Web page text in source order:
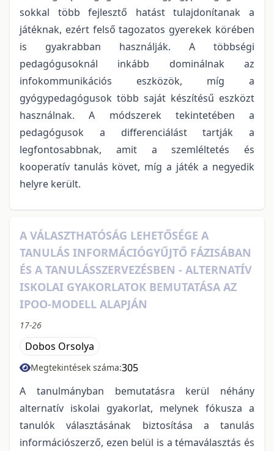
sokkal több fejlesztő hatást tulajdonítanak a
játéknak, ezért felső tagozatos gyerekek körében
is gyakrabban használják. A többségi
pedagógusoknál inkább dominálnak az
infokommunikációs eszközök, míg a
gyógypedagógusok több saját készítésű eszközt
használnak. A módszerek tekintetében a
pedagógusok a differenciálást tartják a
legfontosabbnak, amit a szemléltetés és
kooperatív tanulás követ, míg a játék a negyedik
helyre került.
A VÁLASZTHATÓSÁG LEHETŐSÉGE A
TANULÁS INFORMÁCIÓGYŰJTŐ FÁZISÁBAN
ÉS A TANULÁSSZERVEZÉSBEN - ALTERNATÍV
ISKOLAI GYAKORLATOK BEMUTATÁSA AZ
IPOO-MODELL ALAPJÁN
17-26
Dobos Orsolya
Megtekintések száma:305
A tanulmányban bemutatásra kerül néhány
alternatív iskolai gyakorlat, melynek fókusza a
tanulók választásának biztosítása a tanulás
információszerző, ezen belül is a témaválasztás és